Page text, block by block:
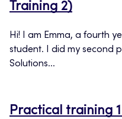
Training 2)
Hi! I am Emma, a fourth
student. I did my second
Solutions...
Practical training